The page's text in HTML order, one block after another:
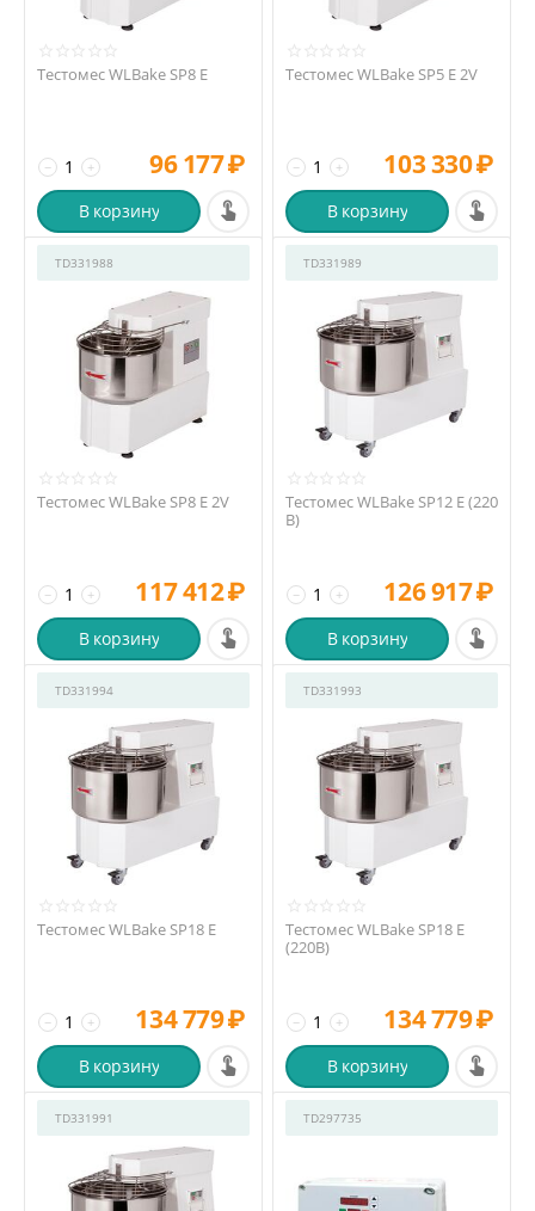
Тестомес WLBake SP8 E
+
− 96 177₽
В корзину
Тестомес WLBake SP5 E 2V
+
− 103 330₽
В корзину
TD331988
Тестомес WLBake SP8 E 2V
+
− 117 412₽
В корзину
TD331989
Тестомес WLBake SP12 E (220
В)
+
− 126 917₽
В корзину
TD331994
Тестомес WLBake SP18 E
+
− 134 779₽
В корзину
TD331993
Тестомес WLBake SP18 E
(220В)
+
− 134 779₽
В корзину
TD331991 TD297735